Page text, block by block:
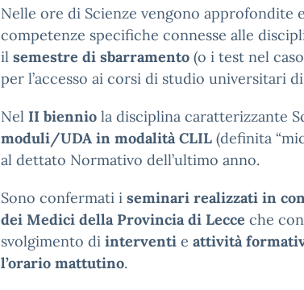
Nelle ore di Scienze vengono approfondite
competenze specifiche connesse alle
il semestre di sbarramento (o i test nel
per l’accesso ai corsi di studio universitari
Nel II biennio la disciplina caratterizzante
moduli/UDA in modalità CLIL (definita
al dettato Normativo dell’ultimo anno.
Sono confermati i seminari realizzati in
dei Medici della Provincia di Lecce che
svolgimento di interventi e attività
l’orario mattutino.